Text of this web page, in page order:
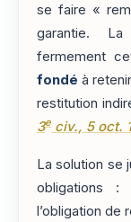
se faire «
garantie.
fermement
fondé à
restitution
3e civ., 5 oct.
La solution se
obligations
l’obligation de